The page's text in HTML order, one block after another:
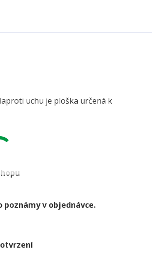
uchu je ploška určená k
poznámy v objednávce.